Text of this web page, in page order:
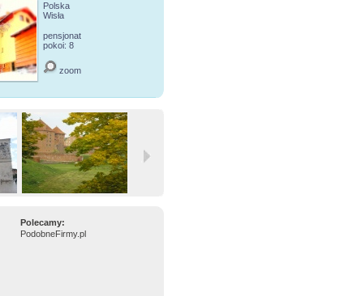
Polska
Wisła
pensjonat
pokoi: 8
zoom
Polecamy:
PodobneFirmy.pl